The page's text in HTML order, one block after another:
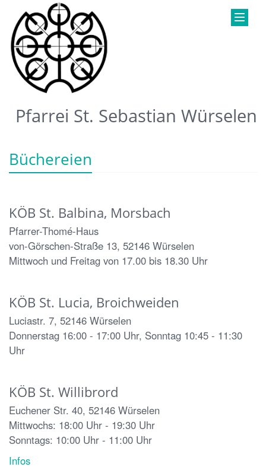
Pfarrei St. Sebastian Würselen
Büchereien
KÖB St. Balbina, Morsbach
Pfarrer-Thomé-Haus
von-Görschen-Straße 13, 52146 Würselen
Mittwoch und Freitag von 17.00 bis 18.30 Uhr
KÖB St. Lucia, Broichweiden
Luciastr. 7, 52146 Würselen
Donnerstag 16:00 - 17:00 Uhr, Sonntag 10:45 - 11:30
Uhr
KÖB St. Willibrord
Euchener Str. 40, 52146 Würselen
Mittwochs: 18:00 Uhr - 19:30 Uhr
Sonntags: 10:00 Uhr - 11:00 Uhr
Infos